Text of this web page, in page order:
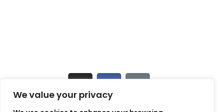
We value your privacy